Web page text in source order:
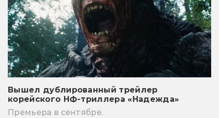
Вышел дублированный трейлер
корейского НФ-триллера «Надежда»
Премьера в сентябре.